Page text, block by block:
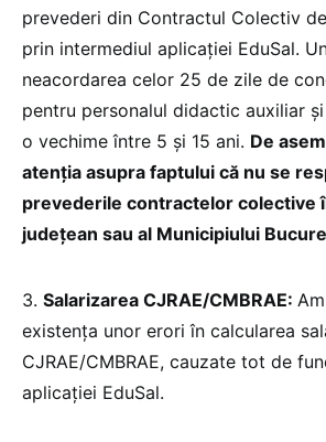
prevederi din Contractul Colectiv
prin intermediul aplicației EduSal.
neacordarea celor 25 de zile de
pentru personalul didactic auxiliar
o vechime între 5 și 15 ani. De
atenția asupra faptului că nu se
prevederile contractelor colective
județean sau al Municipiului
3.⁠ ⁠Salarizarea CJRAE/CMBRAE:
existența unor erori în calcularea
CJRAE/CMBRAE, cauzate tot de
aplicației EduSal.